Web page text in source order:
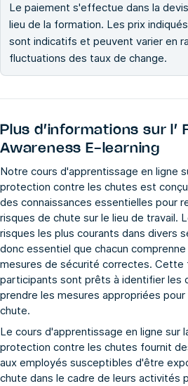
Le paiement s'effectue dans la
lieu de la formation. Les prix
sont indicatifs et peuvent varier en
fluctuations des taux de change.
Plus d’informations sur l’
Awareness E-learning
Notre cours d'apprentissage en ligne
protection contre les chutes est
des connaissances essentielles pour
risques de chute sur le lieu de travail.
risques les plus courants dans divers
donc essentiel que chacun
mesures de sécurité correctes. Cette
participants sont prêts à identifier les
prendre les mesures appropriées
chute.
Le cours d'apprentissage en ligne sur
protection contre les chutes fournit
aux employés susceptibles d'être
chute dans le cadre de leurs activités